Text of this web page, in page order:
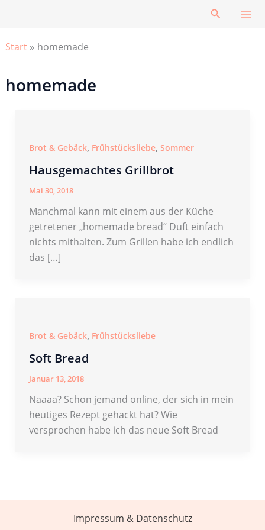
Suchen
Start homemade
homemade
Brot & Gebäck, Frühstücksliebe, Sommer
Hausgemachtes Grillbrot
Mai 30, 2018
Manchmal kann mit einem aus der Küche
getretener „homemade bread“ Duft einfach
nichts mithalten. Zum Grillen habe ich endlich
das […]
Brot & Gebäck, Frühstücksliebe
Soft Bread
Januar 13, 2018
Naaaa? Schon jemand online, der sich in mein
heutiges Rezept gehackt hat? Wie
versprochen habe ich das neue Soft Bread
Impressum & Datenschutz